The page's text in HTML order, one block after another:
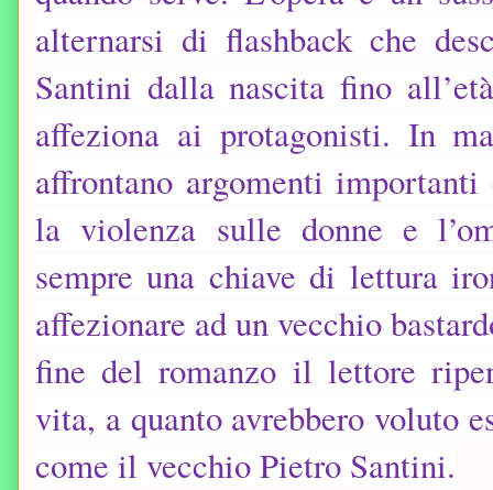
alternarsi di flashback che
Santini dalla nascita fino
affeziona ai protagonisti. In
affrontano argomenti
la violenza sulle donne e
sempre una chiave di lettura
affezionare ad un vecchio
fine del romanzo il lettore
vita, a quanto avrebbero voluto
come il vecchio Pietro Santini.